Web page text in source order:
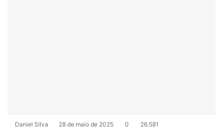
Daniel Silva 28 de maio de 2025 0 26.581